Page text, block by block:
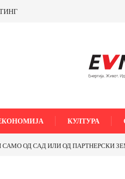
КУЛТУРА
ОД САД ИЛИ ОД ПАРТНЕРСКИ ЗЕМЈИ